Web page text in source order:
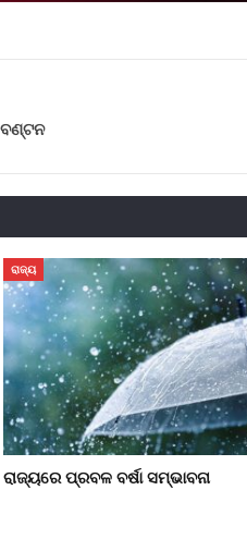
ରାଜ୍ୟ
ରାଜ୍ୟରେ ପ୍ରବଳ ବର୍ଷା ସମ୍ଭାବନା